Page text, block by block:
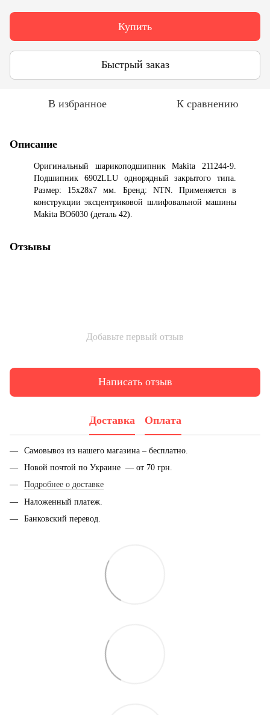
Купить
Быстрый заказ
В избранное К сравнению
Описание
Оригинальный шарикоподшипник Makita 211244-9.
Подшипник 6902LLU однорядный закрытого типа.
Размер: 15x28x7 мм. Бренд: NTN. Применяется в
конструкции эксцентриковой шлифовальной машины
Makita BO6030 (деталь 42).
Отзывы
Добавьте первый отзыв
Написать отзыв
Доставка Оплата
Самовывоз из нашего магазина – бесплатно.
Новой почтой по Украине — от 70 грн.
Подробнее о доставке
Наложенный платеж.
Банковский перевод.